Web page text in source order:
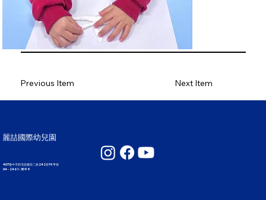
Previous Item Next Item
麗喆國際幼兒園
407臺中市西屯區國安二路242巷199號
04 - 2461 - 3099